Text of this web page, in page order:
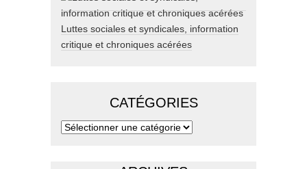
Luttes sociales et syndicales, information
critique et chroniques acérées
CATÉGORIES